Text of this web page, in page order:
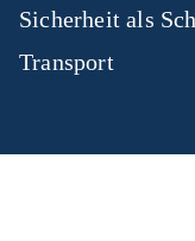
Sicherheit als
Transport